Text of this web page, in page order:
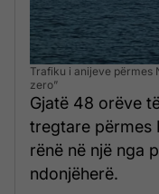
Trafiku i anijeve përmes
zero”
Gjatë 48 orëve
tregtare përmes
rënë në një nga
ndonjëherë.